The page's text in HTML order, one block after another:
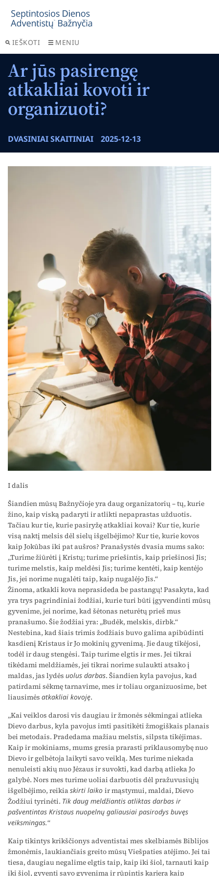
IEŠKOTI MENIU
Ar jūs pasirengę
atkakliai kovoti ir
organizuoti?
DVASINIAI SKAITINIAI 2025-12-13
I dalis
Šiandien mūsų Bažnyčioje yra daug organizatorių – tų, kurie
žino, kaip viską padaryti ir atlikti nepaprastas užduotis.
Tačiau kur tie, kurie pasiryžę atkakliai kovai? Kur tie, kurie
visą naktį melsis dėl sielų išgelbėjimo? Kur tie, kurie kovos
kaip Jokūbas iki pat aušros? Pranašystės dvasia mums sako:
„Turime žiūrėti į Kristų; turime priešintis, kaip priešinosi Jis;
turime melstis, kaip meldėsi Jis; turime kentėti, kaip kentėjo
Jis, jei norime nugalėti taip, kaip nugalėjo Jis.“
Žinoma, atkakli kova neprasideda be pastangų! Pasakyta, kad
yra trys pagrindiniai žodžiai, kurie turi būti įgyvendinti mūsų
gyvenime, jei norime, kad šėtonas neturėtų prieš mus
pranašumo. Šie žodžiai yra: „Budėk, melskis, dirbk.“
Nestebina, kad šiais trimis žodžiais buvo galima apibūdinti
kasdienį Kristaus ir Jo mokinių gyvenimą. Jie daug tikėjosi,
todėl ir daug stengėsi. Taip turime elgtis ir mes. Jei tikrai
tikėdami meldžiamės, jei tikrai norime sulaukti atsako į
maldas, jas lydės uolus darbas. Šiandien kyla pavojus, kad
patirdami sėkmę tarnavime, mes ir toliau organizuosime, bet
liausimės atkakliai kovoję.
„Kai veiklos darosi vis daugiau ir žmonės sėkmingai atlieka
Dievo darbus, kyla pavojus imti pasitikėti žmogiškais planais
bei metodais. Pradedama mažiau melstis, silpsta tikėjimas.
Kaip ir mokiniams, mums gresia prarasti priklausomybę nuo
Dievo ir gelbėtoja laikyti savo veiklą. Mes turime niekada
nenuleisti akių nuo Jėzaus ir suvokti, kad darbą atlieka Jo
galybė. Nors mes turime uoliai darbuotis dėl pražuvusiųjų
išgelbėjimo, reikiaskirti laiko ir mąstymui, maldai, Dievo
Žodžiui tyrinėti. Tik daug meldžiantis atliktas darbas ir
pašventintas Kristaus nuopelnų galiau­siai pasirodys buvęs
veiksmingas.“
Kaip tikintys krikščionys adventistai mes skelbiamės Biblijos
žmonėmis, laukiančiais greito mūsų Viešpaties atėjimo. Jei tai
tiesa, daugiau negalime elgtis taip, kaip iki šiol, tarnauti kaip
iki šiol, gyventi savo gyvenimą ir rūpintis karjera kaip